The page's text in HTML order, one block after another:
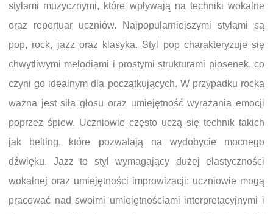
stylami muzycznymi, które wpływają na techniki wokalne
oraz repertuar uczniów. Najpopularniejszymi stylami są
pop, rock, jazz oraz klasyka. Styl pop charakteryzuje się
chwytliwymi melodiami i prostymi strukturami piosenek, co
czyni go idealnym dla początkujących. W przypadku rocka
ważna jest siła głosu oraz umiejętność wyrażania emocji
poprzez śpiew. Uczniowie często uczą się technik takich
jak belting, które pozwalają na wydobycie mocnego
dźwięku. Jazz to styl wymagający dużej elastyczności
wokalnej oraz umiejętności improwizacji; uczniowie mogą
pracować nad swoimi umiejętnościami interpretacyjnymi i